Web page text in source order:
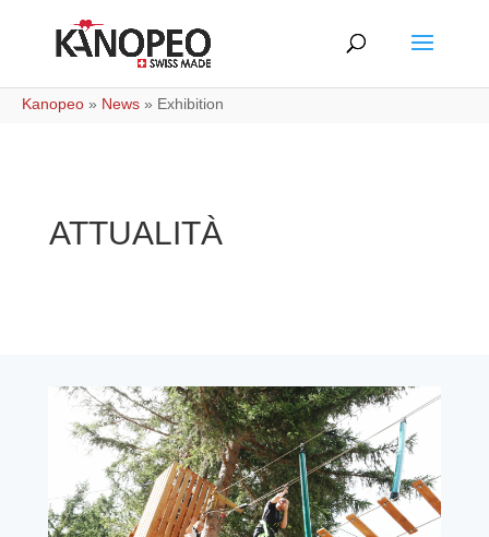
Kanopeo » News » Exhibition
ATTUALITÀ